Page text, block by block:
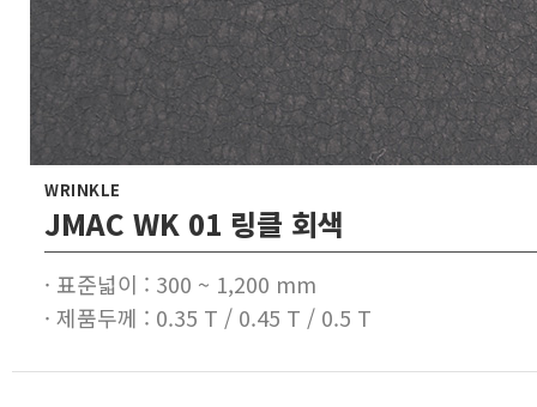
WRINKLE
JMAC WK 01 링클 회색
· 표준넓이 : 300 ~ 1,200 mm
· 제품두께 : 0.35 T / 0.45 T / 0.5 T